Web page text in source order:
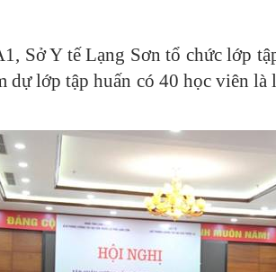
Sở Y tế Lạng Sơn tổ chức lớp
lớp tập huấn có 40 học viên